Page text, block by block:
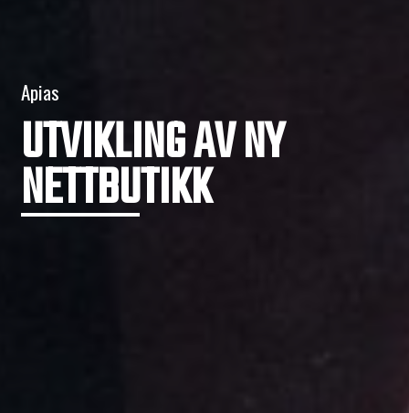
Apias
UTVIKLING AV NY
NETTBUTIKK